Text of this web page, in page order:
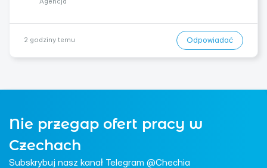
Agencja
2 godziny temu Odpowiadać
Nie przegap ofert pracy w
Czechach
Subskrybuj nasz kanał Telegram @Chechia